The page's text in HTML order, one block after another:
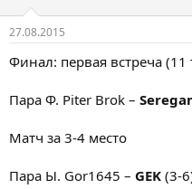
27.08.2015
Финал: первая встреча
Пара Ф. Piter Brok –
Матч за 3-4 место
Пара Ы. Gor1645 – GEK (3-